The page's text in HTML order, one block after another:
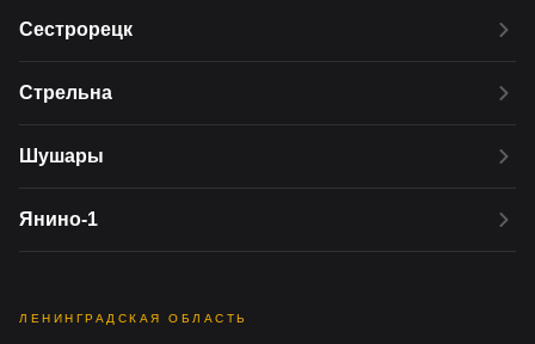
Сестрорецк
Стрельна
Шушары
Янино-1
ЛЕНИНГРАДСКАЯ ОБЛАСТЬ